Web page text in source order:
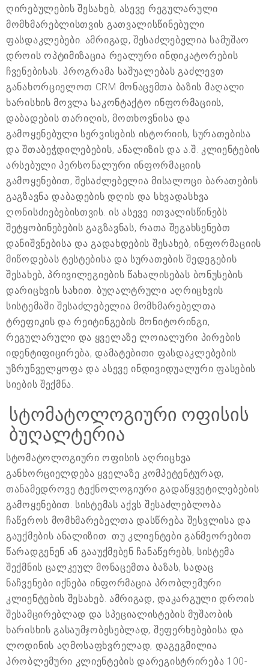
ღირებულების შესახებ, ასევე რეგულარული
მომხმარებლისთვის გათვალისწინებული
ფასდაკლებები. ამრიგად, შესაძლებელია სამუშაო
დროის ოპტიმიზაცია რეალური ინდიკატორების
ჩვენებისას. პროგრამა საშუალებას გაძლევთ
განახორციელოთ CRM მონაცემთა ბაზის მაღალი
ხარისხის მოვლა საკონტაქტო ინფორმაციის,
დაბადების თარიღის, მოთხოვნისა და
გამოყენებული სერვისების ისტორიის, სურათებისა
და შთაბეჭდილებების, ანალიზის და ა.შ. კლიენტების
არსებული პერსონალური ინფორმაციის
გამოყენებით, შესაძლებელია მისალოცი ბარათების
გაგზავნა დაბადების დღის და სხვადასხვა
ღონისძიებებისთვის. ის ასევე ითვალისწინებს
შეტყობინებების გაგზავნას, რათა შეგახსენებთ
დანიშვნებისა და გადახდების შესახებ, ინფორმაციის
მიწოდებას ტესტებისა და სურათების შედეგების
შესახებ, პრივილეგიების წახალისებას ბონუსების
დარიცხვის სახით. ბუღალტრული აღრიცხვის
სისტემაში შესაძლებელია მომხმარებელთა
ტრეფიკის და რეიტინგების მონიტორინგი,
რეგულარული და ყველაზე ლოიალური პირების
იდენტიფიცირება, დამატებითი ფასდაკლებების
უზრუნველყოფა და ასევე ინდივიდუალური ფასების
სიების შექმნა.
სტომატოლოგიური ოფისის
ბუღალტერია
სტომატოლოგიური ოფისის აღრიცხვა
განხორციელდება ყველაზე კომპეტენტურად,
თანამედროვე ტექნოლოგიური გადაწყვეტილებების
გამოყენებით. სისტემას აქვს შესაძლებლობა
ჩაწეროს მომხმარებელთა დასწრება შესვლისა და
გაუქმების ანალიზით. თუ კლიენტები განმეორებით
წარადგენენ ან გააუქმებენ ჩანაწერებს, სისტემა
შექმნის ცალკეულ მონაცემთა ბაზას, სადაც
ნაჩვენები იქნება ინფორმაცია პრობლემური
კლიენტების შესახებ. ამრიგად, დაკარგული დროის
შესამცირებლად და სპეციალისტების მუშაობის
ხარისხის გასაუმჯობესებლად, შეფერხებებისა და
ლოდინის აღმოსაფხვრელად, დაგეგმილია
პრობლემური კლიენტების დარეგისტრირება 100-